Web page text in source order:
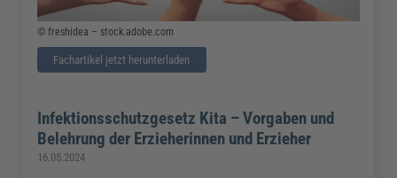
© freshidea – stock.adobe.com
Fachartikel jetzt herunterladen
Infektionsschutzgesetz Kita – Vorgaben und
Belehrung der Erzieherinnen und Erzieher
16.05.2024